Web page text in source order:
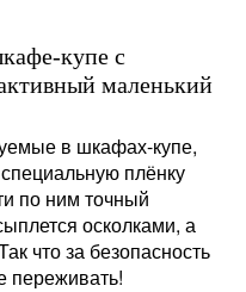
купе с
маленький
в шкафах-купе,
плёнку
по ним точный
осколками, а
что за безопасность
переживать!